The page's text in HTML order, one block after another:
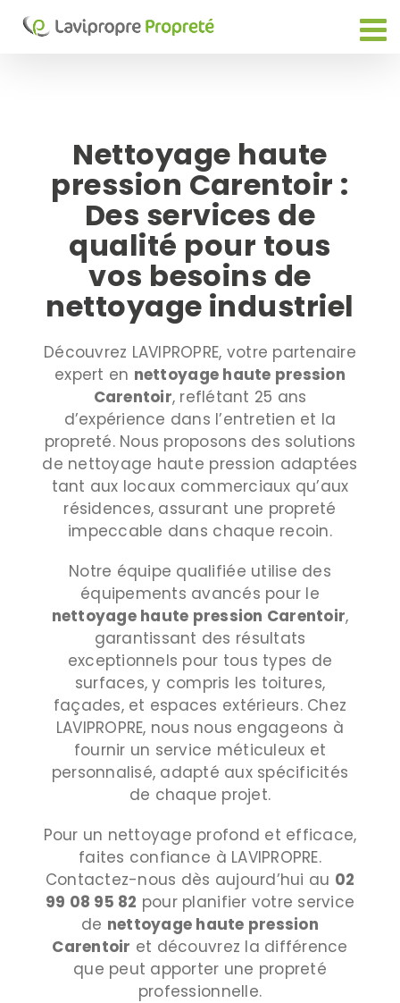
Nettoyage haute
pression Carentoir :
Des services de
qualité pour tous
vos besoins de
nettoyage industriel
Découvrez LAVIPROPRE, votre partenaire
expert en nettoyage haute pression
Carentoir, reflétant 25 ans
d’expérience dans l’entretien et la
propreté. Nous proposons des solutions
de nettoyage haute pression adaptées
tant aux locaux commerciaux qu’aux
résidences, assurant une propreté
impeccable dans chaque recoin.
Notre équipe qualifiée utilise des
équipements avancés pour le
nettoyage haute pression Carentoir,
garantissant des résultats
exceptionnels pour tous types de
surfaces, y compris les toitures,
façades, et espaces extérieurs. Chez
LAVIPROPRE, nous nous engageons à
fournir un service méticuleux et
personnalisé, adapté aux spécificités
de chaque projet.
Pour un nettoyage profond et efficace,
faites confiance à LAVIPROPRE.
Contactez-nous dès aujourd’hui au 02
99 08 95 82 pour planifier votre service
de nettoyage haute pression
Carentoir et découvrez la différence
que peut apporter une propreté
professionnelle​​.